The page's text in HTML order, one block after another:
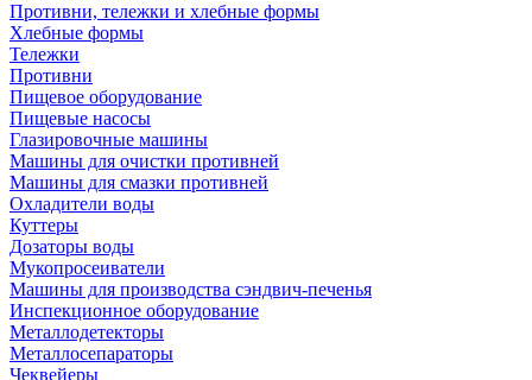
Противни, тележки и хлебные формы
Хлебные формы
Тележки
Противни
Пищевое оборудование
Пищевые насосы
Глазировочные машины
Машины для очистки противней
Машины для смазки противней
Охладители воды
Куттеры
Дозаторы воды
Мукопросеиватели
Машины для производства сэндвич-печенья
Инспекционное оборудование
Металлодетекторы
Металлосепараторы
Чеквейеры